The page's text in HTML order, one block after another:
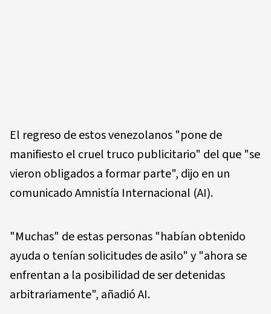
El regreso de estos venezolanos "pone de
manifiesto el cruel truco publicitario" del que "se
vieron obligados a formar parte", dijo en un
comunicado Amnistía Internacional (AI).
"Muchas" de estas personas "habían obtenido
ayuda o tenían solicitudes de asilo" y "ahora se
enfrentan a la posibilidad de ser detenidas
arbitrariamente", añadió AI.